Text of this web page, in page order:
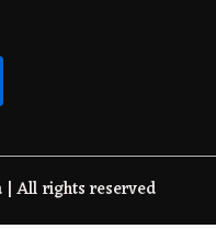
| All rights reserved